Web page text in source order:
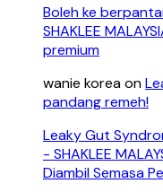
Boleh ke
SHAKLEE
premium
wanie koreaon
pandang remeh!
Leaky Gut
- SHAKLEE
Diambil Semasa